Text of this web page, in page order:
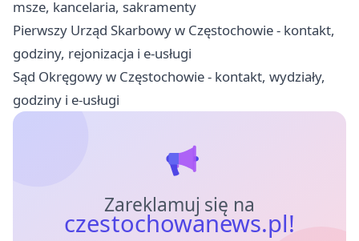
msze, kancelaria, sakramenty
Pierwszy Urząd Skarbowy w Częstochowie - kontakt,
godziny, rejonizacja i e-usługi
Sąd Okręgowy w Częstochowie - kontakt, wydziały,
godziny i e-usługi
Zareklamuj się na
czestochowanews.pl!